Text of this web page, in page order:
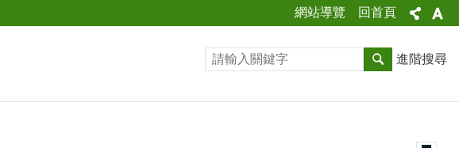
網站導覽 回首頁
進階搜尋